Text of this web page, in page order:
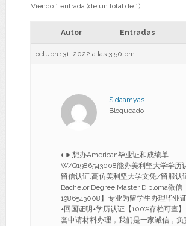
Viendo 1 entrada (de un total de 1)
Autor Entradas
octubre 31, 2022 a las 3:50 pm
Sidaamyas
Bloqueado
◐►想办American毕业证和成绩单
W/Q1986543008能办美利坚大学学历
留信认证,高仿美利坚大学文凭/留服认
Bachelor Degree Master Diploma微信
1986543008】专业为留学生办理毕业
+回国证明+学历认证【100%存档可查
套申请材料办理，我们是一家诚信，负